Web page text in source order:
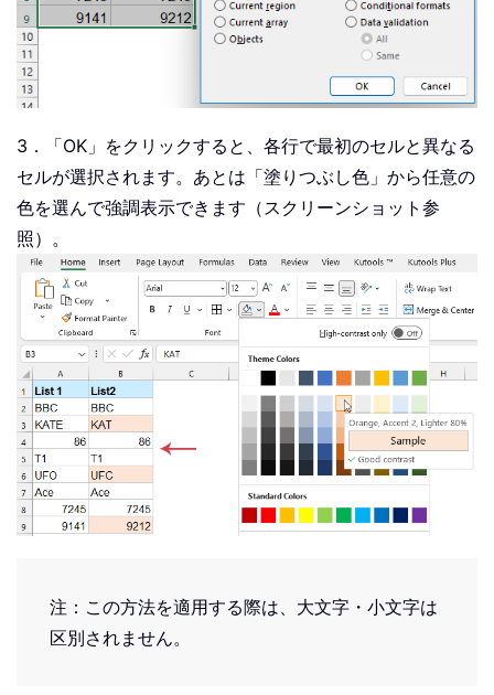
3．「OK」をクリックすると、各行で最初のセルと異なる
セルが選択されます。あとは「塗りつぶし色」から任意の
色を選んで強調表示できます（スクリーンショット参
照）。
注：この方法を適用する際は、大文字・小文字は
区別されません。